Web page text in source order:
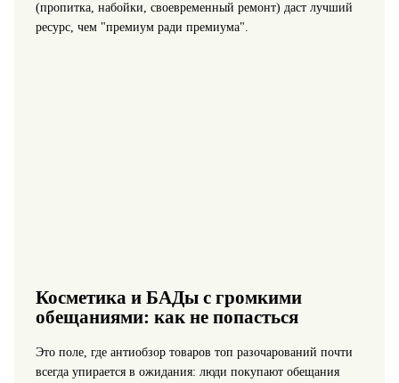
(пропитка, набойки, своевременный ремонт) даст лучший
ресурс, чем "премиум ради премиума".
Косметика и БАДы с громкими
обещаниями: как не попасться
Это поле, где антиобзор товаров топ разочарований почти
всегда упирается в ожидания: люди покупают обещания